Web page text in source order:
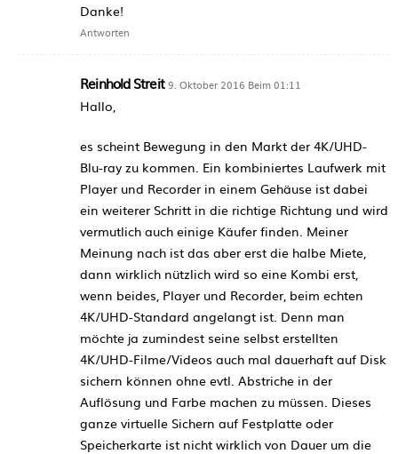
Danke!
Antworten
Reinhold Streit 9. Oktober 2016 Beim 01:11
Hallo,
es scheint Bewegung in den Markt der 4K/UHD-
Blu-ray zu kommen. Ein kombiniertes Laufwerk mit
Player und Recorder in einem Gehäuse ist dabei
ein weiterer Schritt in die richtige Richtung und wird
vermutlich auch einige Käufer finden. Meiner
Meinung nach ist das aber erst die halbe Miete,
dann wirklich nützlich wird so eine Kombi erst,
wenn beides, Player und Recorder, beim echten
4K/UHD-Standard angelangt ist. Denn man
möchte ja zumindest seine selbst erstellten
4K/UHD-Filme/Videos auch mal dauerhaft auf Disk
sichern können ohne evtl. Abstriche in der
Auflösung und Farbe machen zu müssen. Dieses
ganze virtuelle Sichern auf Festplatte oder
Speicherkarte ist nicht wirklich von Dauer um die